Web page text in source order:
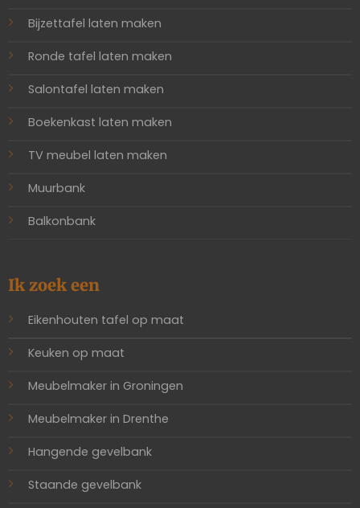
Bijzettafel laten maken
Ronde tafel laten maken
Salontafel laten maken
Boekenkast laten maken
TV meubel laten maken
Muurbank
Balkonbank
Ik zoek een
Eikenhouten tafel op maat
Keuken op maat
Meubelmaker in Groningen
Meubelmaker in Drenthe
Hangende gevelbank
Staande gevelbank